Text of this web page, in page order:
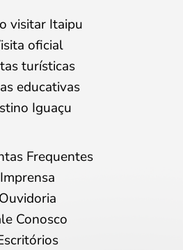
visitar Itaipu
oficial
turísticas
educativas
Iguaçu
Frequentes
Imprensa
Ouvidoria
Conosco